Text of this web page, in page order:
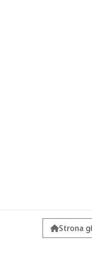
Strona